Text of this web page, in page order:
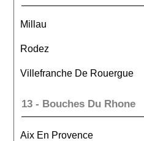
Millau
Rodez
Villefranche De Rouergue
13 - Bouches Du Rhone
Aix En Provence